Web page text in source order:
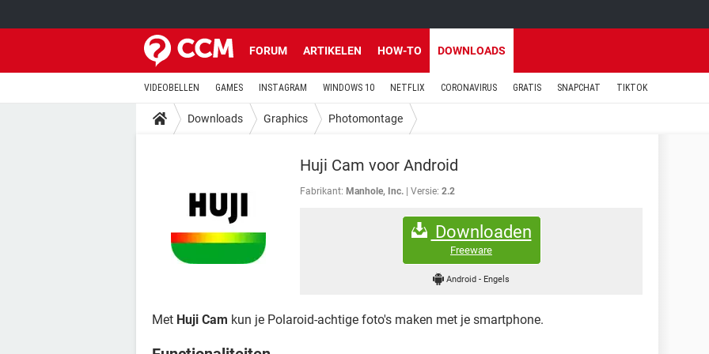
FORUM ARTIKELEN HOW-TO DOWNLOADS
VIDEOBELLEN GAMES INSTAGRAM WINDOWS 10 NETFLIX CORONAVIRUS GRATIS SNAPCHAT TIKTOK
Downloads Graphics Photomontage
Huji Cam voor Android
Fabrikant: Manhole, Inc. Versie: 2.2
Downloaden
Freeware
Android- Engels
Met Huji Cam kun je Polaroid-achtige foto's maken met je smartphone.